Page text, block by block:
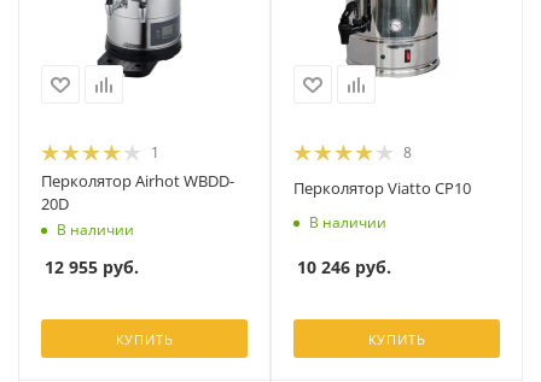
1
Перколятор Airhot WBDD-
20D
В наличии
12 955 руб.
КУПИТЬ
8
Перколятор Viatto CP10
В наличии
10 246 руб.
КУПИТЬ